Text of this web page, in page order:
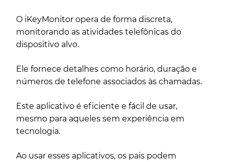
O iKeyMonitor opera de forma discreta,
monitorando as atividades telefônicas do
dispositivo alvo.
Ele fornece detalhes como horário, duração e
números de telefone associados às chamadas.
Este aplicativo é eficiente e fácil de usar,
mesmo para aqueles sem experiência em
tecnologia.
Ao usar esses aplicativos, os pais podem